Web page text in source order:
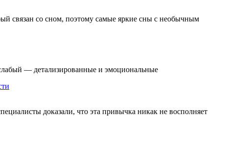
связан со сном, поэтому самые яркие сны с необычным
— детализированные и эмоциональные
доказали, что эта привычка никак не восполняет